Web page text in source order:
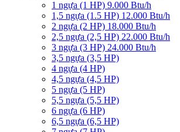
1 ngựa (1 HP) 9.000 Btu/h
1,5 ngựa (1.5 HP) 12.000 Btu/h
2 ngựa (2 HP) 18.000 Btu/h
2,5 ngựa (2,5 HP) 22.000 Btu/h
3 ngựa (3 HP) 24.000 Btu/h
3,5 ngựa (3,5 HP)
4 ngựa (4 HP)
4,5 ngựa (4,5 HP)
5 ngựa (5 HP)
5,5 ngựa (5,5 HP)
6 ngựa (6 HP)
6,5 ngựa (6,5 HP)